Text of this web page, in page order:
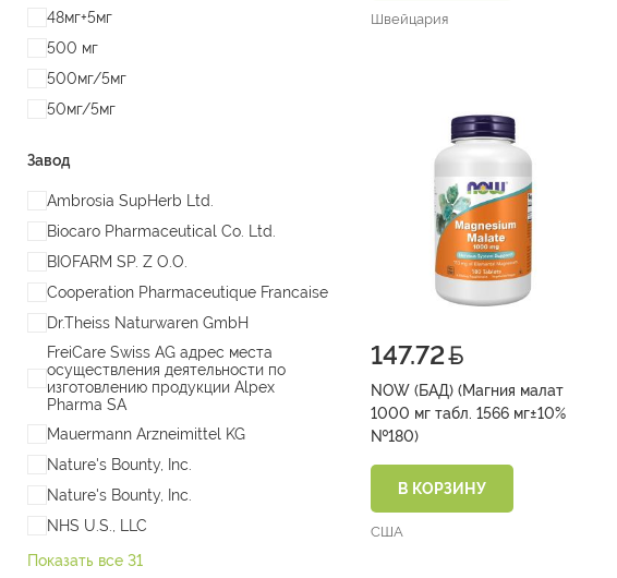
48мг+5мг
500 мг
500мг/5мг
50мг/5мг
Завод
Ambrosia SupHerb Ltd.
Biocaro Pharmaceutical Co. Ltd.
BIOFARM SP. Z O.O.
Cooperation Pharmaceutique Francaise
Dr.Theiss Naturwaren GmbH
FreiCare Swiss AG адрес места
осуществления деятельности по
изготовлению продукции Alpex
Pharma SA
Mauermann Arzneimittel KG
Nature's Bounty, Inc.
Naturе's Bounty, Inc.
NHS U.S., LLC
Показать все 31
Швейцария
147.72
NOW (БАД) (Магния малат
1000 мг табл. 1566 мг±10%
№180)
В КОРЗИНУ
США